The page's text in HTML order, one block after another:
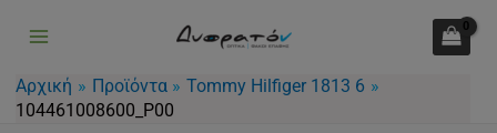
περιεχόμενο
Αρχική Προϊόντα
Tommy Hilfiger 1813 6
104461008600_P00